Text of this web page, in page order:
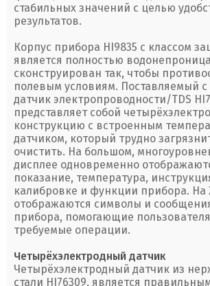
стабильных значений с целью
результатов.
Корпус прибора HI9835 с классом
является полностью
сконструирован так, чтобы
полевым условиям. Поставляемый
датчик электропроводности/TDS
представляет собой
конструкцию с встроенным
датчиком, который трудно
очистить. На большом,
дисплее одновременно
показание, температура,
калибровке и функции прибора.
отображаются символы и
прибора, помогающие
требуемые операции.
Четырёхэлектродный датчик
Четырёхэлектродный датчик из
стали HI76309, является